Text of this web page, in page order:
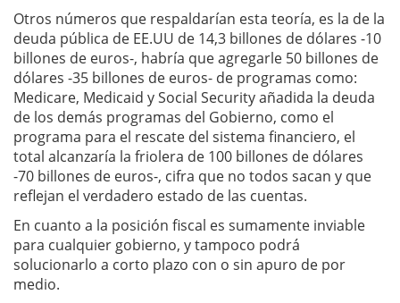
Otros números que respaldarían esta teoría, es la de la
deuda pública de EE.UU de 14,3 billones de dólares -10
billones de euros-, habría que agregarle 50 billones de
dólares -35 billones de euros- de programas como:
Medicare, Medicaid y Social Security añadida la deuda
de los demás programas del Gobierno, como el
programa para el rescate del sistema financiero, el
total alcanzaría la friolera de 100 billones de dólares
-70 billones de euros-, cifra que no todos sacan y que
reflejan el verdadero estado de las cuentas.
En cuanto a la posición fiscal es sumamente inviable
para cualquier gobierno, y tampoco podrá
solucionarlo a corto plazo con o sin apuro de por
medio.